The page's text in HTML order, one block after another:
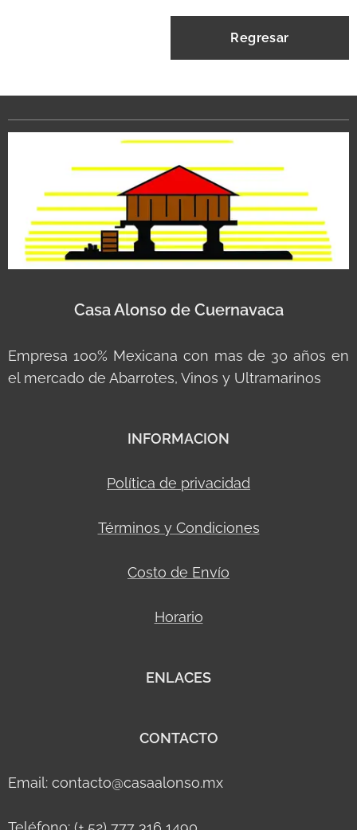
Regresar
Casa Alonso de Cuernavaca
Empresa 100% Mexicana con mas de 30 años en
el mercado de Abarrotes, Vinos y Ultramarinos
INFORMACION
Política de privacidad
Términos y Condiciones
Costo de Envío
Horario
ENLACES
CONTACTO
Email: contacto@casaalonso.mx